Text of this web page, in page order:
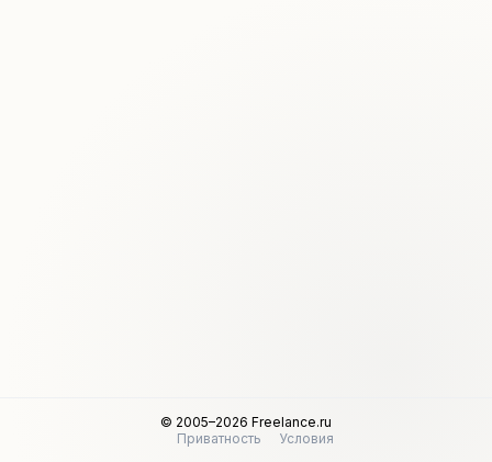
© 2005–2026 Freelance.ru
Приватность
Условия